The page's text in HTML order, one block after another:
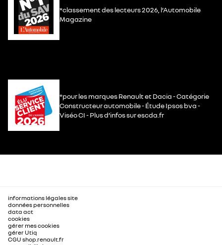
*classement des lecteurs 2026, l’Automobile
Magazine
*pour les marques Renault et Dacia - Catégorie
Constructeur automobile - Étude Ipsos bva -
Viséo CI - Plus d’infos sur escda.fr
informations légales site
données personnelles
data act
cookies
gérer mes cookies
gérer Utiq
CGU shop.renault.fr